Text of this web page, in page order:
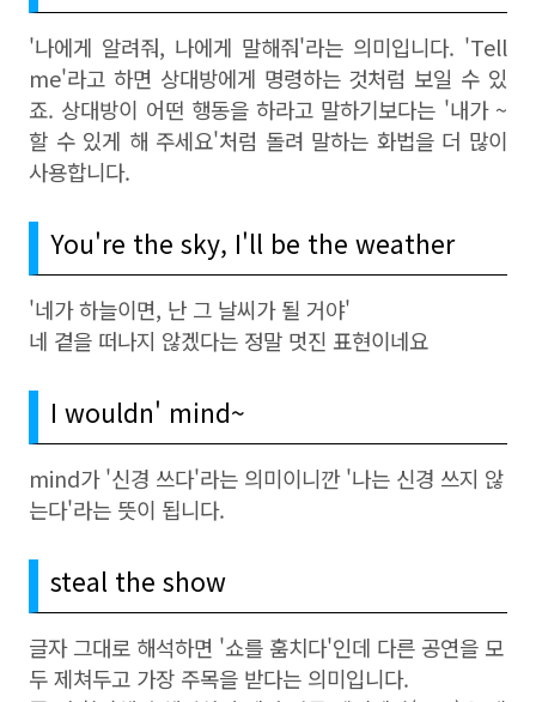
'나에게 알려줘, 나에게 말해줘'라는 의미입니다. 'Tell
me'라고 하면 상대방에게 명령하는 것처럼 보일 수 있
죠. 상대방이 어떤 행동을 하라고 말하기보다는 '내가 ~
할 수 있게 해 주세요'처럼 돌려 말하는 화법을 더 많이
사용합니다.
You're the sky, I'll be the weather
'네가 하늘이면, 난 그 날씨가 될 거야'
네 곁을 떠나지 않겠다는 정말 멋진 표현이네요
I wouldn' mind~
mind가 '신경 쓰다'라는 의미이니깐 '나는 신경 쓰지 않
는다'라는 뜻이 됩니다.
steal the show
글자 그대로 해석하면 '쇼를 훔치다'인데 다른 공연을 모
두 제쳐두고 가장 주목을 받다는 의미입니다.